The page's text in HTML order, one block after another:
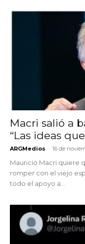
Macri salió a
“Las ideas
ARGMedios - 16 de
Mauricio Macri quiere
romper con el viejo
todo el apoyo a...